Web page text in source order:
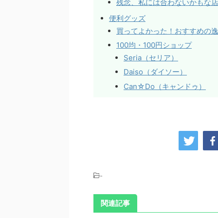
残念、私には合わないかもな店
便利グッズ
買ってよかった！おすすめの
100均・100円ショップ
Seria（セリア）
Daiso（ダイソー）
Can☆Do（キャンドゥ）
-
関連記事